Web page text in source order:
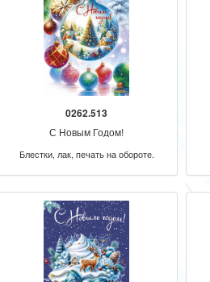
0262.513
С Новым Годом!
Блестки, лак, печать на обороте.